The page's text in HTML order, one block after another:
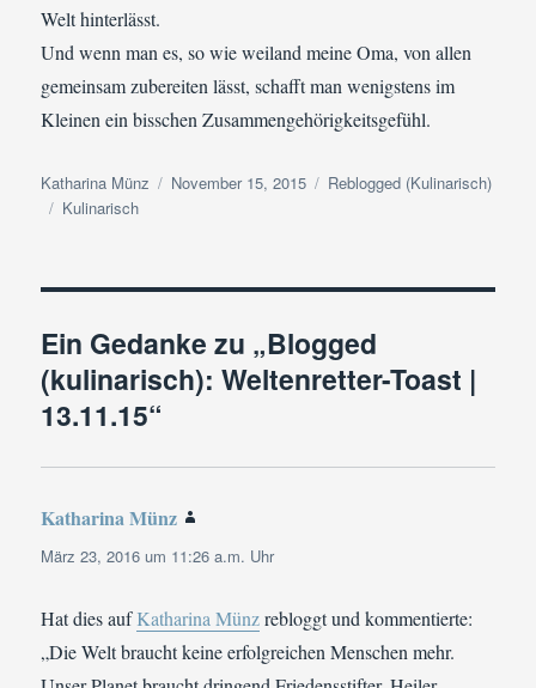
Welt hinterlässt.
Und wenn man es, so wie weiland meine Oma, von allen
gemeinsam zubereiten lässt, schafft man wenigstens im
Kleinen ein bisschen Zusammengehörigkeitsgefühl.
Autor
Katharina Münz
Veröffentlicht
November 15, 2015 Kategorien
Reblogged (Kulinarisch)
Schlagwörter
Kulinarisch
Ein Gedanke zu „Blogged
(kulinarisch): Weltenretter-Toast |
13.11.15“
Katharina Münz
März 23, 2016 um 11:26 a.m. Uhr
Hat dies aufKatharina Münzrebloggt und kommentierte:
„Die Welt braucht keine erfolgreichen Menschen mehr.